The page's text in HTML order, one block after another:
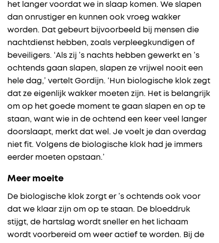
het langer voordat we in slaap komen. We slapen
dan onrustiger en kunnen ook vroeg wakker
worden. Dat gebeurt bijvoorbeeld bij mensen die
nachtdienst hebben, zoals verpleegkundigen of
beveiligers. ‘Als zij ’s nachts hebben gewerkt en ’s
ochtends gaan slapen, slapen ze vrijwel nooit een
hele dag,’ vertelt Gordijn. ‘Hun biologische klok zegt
dat ze eigenlijk wakker moeten zijn. Het is belangrijk
om op het goede moment te gaan slapen en op te
staan, want wie in de ochtend een keer veel langer
doorslaapt, merkt dat wel. Je voelt je dan overdag
niet fit. Volgens de biologische klok had je immers
eerder moeten opstaan.’
Meer moeite
De biologische klok zorgt er ’s ochtends ook voor
dat we klaar zijn om op te staan. De bloeddruk
stijgt, de hartslag wordt sneller en het lichaam
wordt voorbereid om weer actief te worden. Bij de